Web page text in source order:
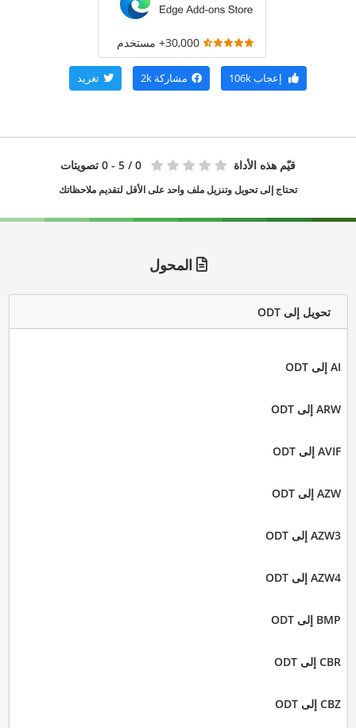
30,000+ مستخدم
إعجاب106k مشاركة 2k تغريد
قيّم هذه الأداة 0 / 5 - 0 تصويتات
تحتاج إلى تحويل وتنزيل ملف واحد على الأقل لتقديم ملاحظاتك
المحول
تحويل إلى ODT
AI إلى ODT
ARW إلى ODT
AVIF إلى ODT
AZW إلى ODT
AZW3 إلى ODT
AZW4 إلى ODT
BMP إلى ODT
CBR إلى ODT
CBZ إلى ODT